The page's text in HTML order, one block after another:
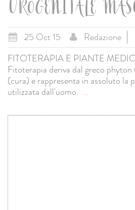
UROGENITALE
25 Oct 15 Redazione
FITOTERAPIA E PIANTE
Fitoterapia deriva dal greco
(cura) e rappresenta in assoluto la
utilizzata dall'uomo. ...